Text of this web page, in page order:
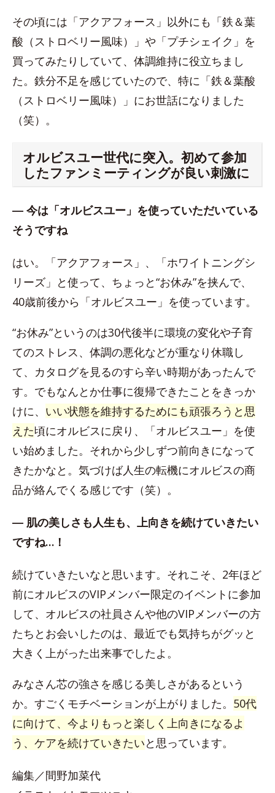
その頃には「アクアフォース」以外にも「鉄＆葉
酸（ストロベリー風味）」や「プチシェイク」を
買ってみたりしていて、体調維持に役立ちまし
た。鉄分不足を感じていたので、特に「鉄＆葉酸
（ストロベリー風味）」にお世話になりました
（笑）。
オルビスユー世代に突入。初めて参加
したファンミーティングが良い刺激に
― 今は「オルビスユー」を使っていただいている
そうですね
はい。「アクアフォース」、「ホワイトニングシ
リーズ」と使って、ちょっと“お休み”を挟んで、
40歳前後から「オルビスユー」を使っています。
“お休み”というのは30代後半に環境の変化や子育
てのストレス、体調の悪化などが重なり休職し
て、カタログを見るのすら辛い時期があったんで
す。でもなんとか仕事に復帰できたことをきっか
けに、 いい状態を維持するためにも頑張ろうと思
えた頃にオルビスに戻り、「オルビスユー」を使
い始めました。それから少しずつ前向きになって
きたかなと。気づけば人生の転機にオルビスの商
品が絡んでくる感じです（笑）。
― 肌の美しさも人生も、上向きを続けていきたい
ですね…！
続けていきたいなと思います。それこそ、2年ほど
前にオルビスのVIPメンバー限定のイベントに参加
して、オルビスの社員さんや他のVIPメンバーの方
たちとお会いしたのは、最近でも気持ちがグッと
大きく上がった出来事でしたよ。
みなさん芯の強さを感じる美しさがあるという
か。すごくモチベーションが上がりました。 50代
に向けて、今よりもっと楽しく上向きになるよ
う、ケアを続けていきたいと思っています。
編集／間野加菜代